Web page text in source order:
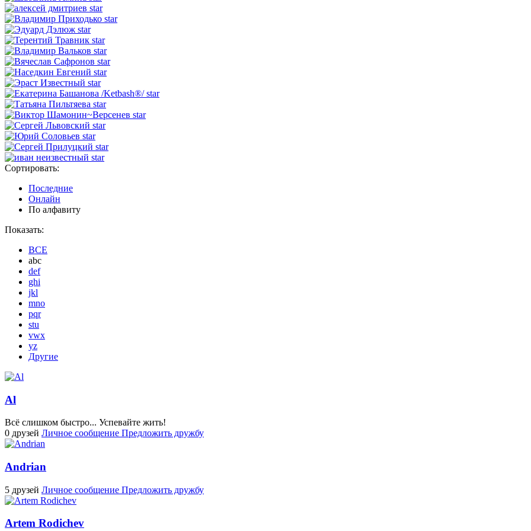
star
star
star
star
star
star
star
star
star
star
star
star
star
star
star
Сортировать:
Последние
Онлайн
По алфавиту
Показать:
ВСЕ
abc
def
ghi
jkl
mno
pqr
stu
vwx
yz
Другие
Al
Всё слишком быстро... Успевайте жить!
0 друзей Личное сообщение Предложить дружбу
Andrian
5 друзей Личное сообщение Предложить дружбу
Artem Rodichev